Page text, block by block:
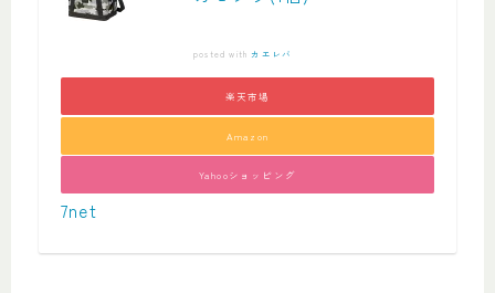
posted with カエレバ
楽天市場
Amazon
Yahooショッピング
7net